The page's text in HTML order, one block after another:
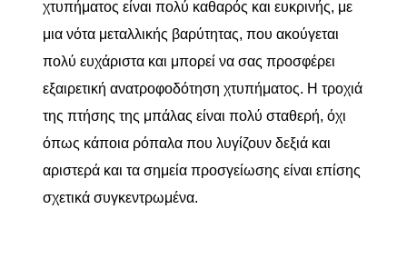
χτυπήματος είναι πολύ καθαρός και ευκρινής, με
μια νότα μεταλλικής βαρύτητας, που ακούγεται
πολύ ευχάριστα και μπορεί να σας προσφέρει
εξαιρετική ανατροφοδότηση χτυπήματος. Η τροχιά
της πτήσης της μπάλας είναι πολύ σταθερή, όχι
όπως κάποια ρόπαλα που λυγίζουν δεξιά και
αριστερά και τα σημεία προσγείωσης είναι επίσης
σχετικά συγκεντρωμένα.